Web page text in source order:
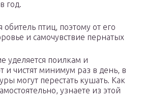
год.
обитель птиц, поэтому от его
и самочувствие пернатых
уделяется поилкам и
чистят минимум раз в день, в
могут перестать кушать. Как
узнаете из этой